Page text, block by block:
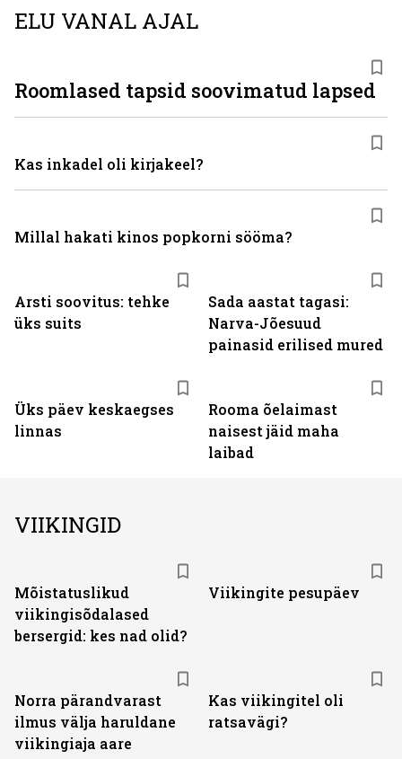
ELU VANAL AJAL
Arsti soovitus: tehke
üks suits
Sada aastat tagasi:
Narva-Jõesuud
painasid erilised mured
Üks päev keskaegses
linnas
Rooma õelaimast
naisest jäid maha
laibad
Roomlased tapsid soovimatud lapsed
Kas inkadel oli kirjakeel?
Millal hakati kinos popkorni sööma?
VIIKINGID
Mõistatuslikud
viikingisõdalased
bersergid: kes nad olid?
Viikingite pesupäev
Norra pärandvarast
ilmus välja haruldane
viikingiaja aare
Kas viikingitel oli
ratsavägi?